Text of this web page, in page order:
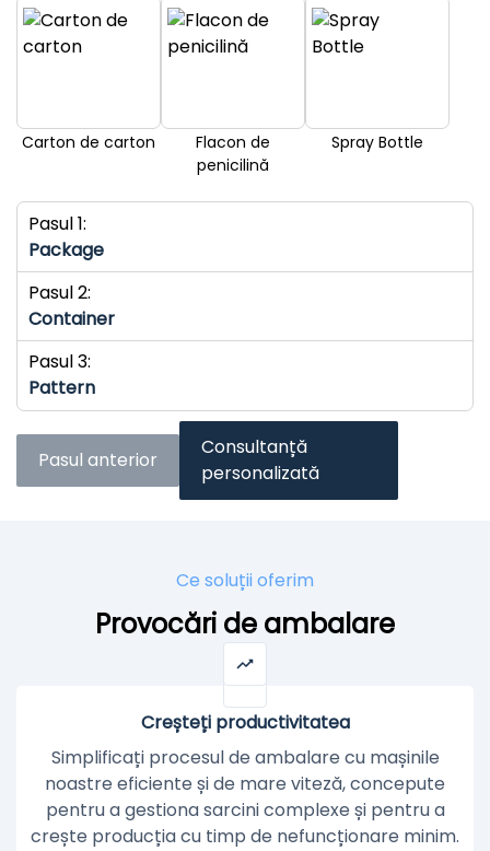
Carton de carton
Flacon de
penicilină
Spray Bottle
Pasul 1:
Package
Pasul 2:
Container
Pasul 3:
Pattern
Pasul anterior
Consultanță
personalizată
Ce soluții oferim
Provocări de ambalare
Creșteți productivitatea
Simplificați procesul de ambalare cu mașinile
noastre eficiente și de mare viteză, concepute
pentru a gestiona sarcini complexe și pentru a
crește producția cu timp de nefuncționare minim.